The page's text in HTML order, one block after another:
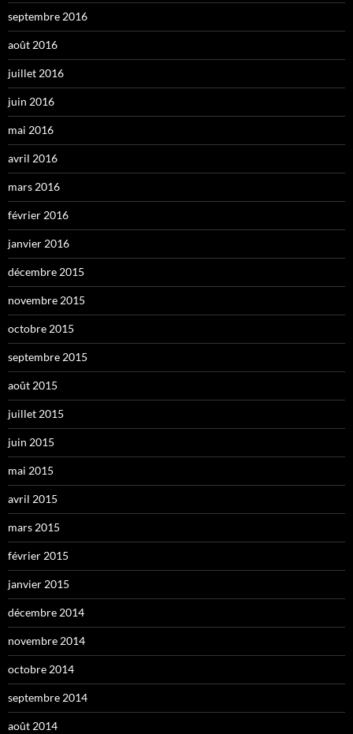
septembre 2016
août 2016
juillet 2016
juin 2016
mai 2016
avril 2016
mars 2016
février 2016
janvier 2016
décembre 2015
novembre 2015
octobre 2015
septembre 2015
août 2015
juillet 2015
juin 2015
mai 2015
avril 2015
mars 2015
février 2015
janvier 2015
décembre 2014
novembre 2014
octobre 2014
septembre 2014
août 2014